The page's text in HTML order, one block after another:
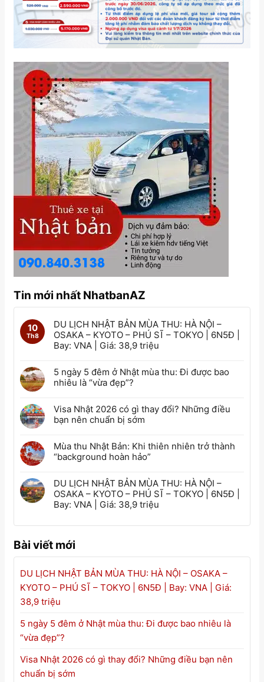
Tin mới nhất NhatbanAZ
10
Th8
DU LỊCH NHẬT BẢN MÙA THU: HÀ NỘI –
OSAKA – KYOTO – PHÚ SĨ – TOKYO | 6N5Đ |
Bay: VNA | Giá: 38,9 triệu
5 ngày 5 đêm ở Nhật mùa thu: Đi được bao
nhiêu là “vừa đẹp”?
Visa Nhật 2026 có gì thay đổi? Những điều
bạn nên chuẩn bị sớm
Mùa thu Nhật Bản: Khi thiên nhiên trở thành
“background hoàn hảo”
DU LỊCH NHẬT BẢN MÙA THU: HÀ NỘI –
OSAKA – KYOTO – PHÚ SĨ – TOKYO | 6N5Đ |
Bay: VNA | Giá: 38,9 triệu
Bài viết mới
DU LỊCH NHẬT BẢN MÙA THU: HÀ NỘI – OSAKA –
KYOTO – PHÚ SĨ – TOKYO | 6N5Đ | Bay: VNA | Giá:
38,9 triệu
5 ngày 5 đêm ở Nhật mùa thu: Đi được bao nhiêu là
“vừa đẹp”?
Visa Nhật 2026 có gì thay đổi? Những điều bạn nên
chuẩn bị sớm